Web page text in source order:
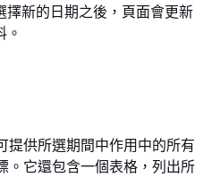
擇新的日期之後，頁面會更新
。
提供所選期間中作用中的所有
。它還包含一個表格，列出所